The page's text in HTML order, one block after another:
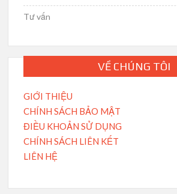
Tư vấn
VỀ CHÚNG TÔI
GIỚI THIỆU
CHÍNH SÁCH BẢO MẬT
ĐIỀU KHOẢN SỬ DỤNG
CHÍNH SÁCH LIÊN KẾT
LIÊN HỆ